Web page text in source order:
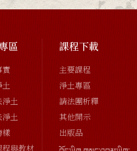
區
實
土
土
樣
程與教材
課程下載
主要課程
淨土專區
請法團析釋
其他開示
出版品